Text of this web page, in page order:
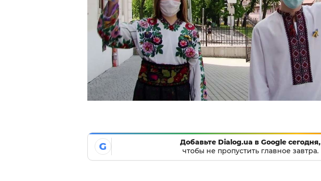
G
Добавьте Dialog.ua в Google сегодня,
чтобы не пропустить главное завтра.